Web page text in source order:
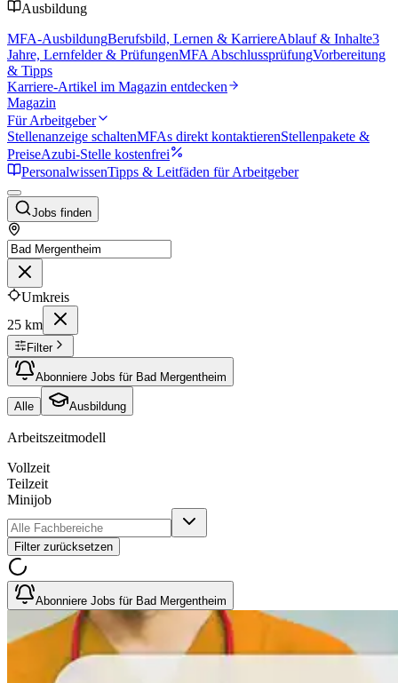
Ausbildung
MFA-AusbildungBerufsbild, Lernen & KarriereAblauf & Inhalte3
Jahre, Lernfelder & PrüfungenMFA AbschlussprüfungVorbereitung
& Tipps
Karriere-Artikel im Magazin entdecken
Magazin
Für Arbeitgeber
Stellenanzeige schaltenMFAs direkt kontaktierenStellenpakete &
PreiseAzubi-Stelle kostenfrei
PersonalwissenTipps & Leitfäden für Arbeitgeber
Jobs finden
Umkreis
25 km
Filter
Abonniere Jobs für Bad Mergentheim
Alle Ausbildung
Arbeitszeitmodell
Vollzeit
Teilzeit
Minijob
Filter zurücksetzen
Abonniere Jobs für Bad Mergentheim